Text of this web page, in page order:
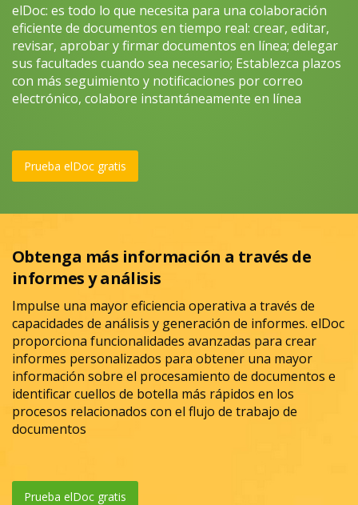
elDoc: es todo lo que necesita para una colaboración
eficiente de documentos en tiempo real: crear, editar,
revisar, aprobar y firmar documentos en línea; delegar
sus facultades cuando sea necesario; Establezca plazos
con más seguimiento y notificaciones por correo
electrónico, colabore instantáneamente en línea
Prueba elDoc gratis
Obtenga más información a través de
informes y análisis
Impulse una mayor eficiencia operativa a través de
capacidades de análisis y generación de informes. elDoc
proporciona funcionalidades avanzadas para crear
informes personalizados para obtener una mayor
información sobre el procesamiento de documentos e
identificar cuellos de botella más rápidos en los
procesos relacionados con el flujo de trabajo de
documentos
Prueba elDoc gratis